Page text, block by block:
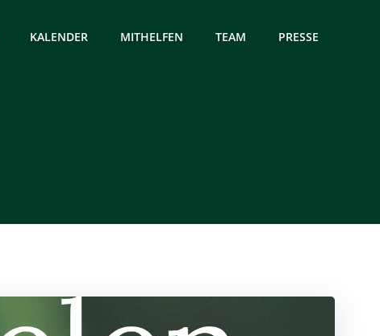
KALENDER MITHELFEN TEAM PRESSE